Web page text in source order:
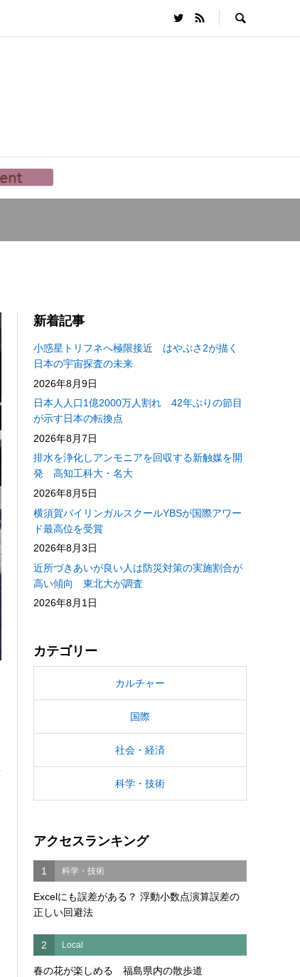
新着記事
小惑星トリフネへ極限接近 はやぶさ2が描く
日本の宇宙探査の未来
2026年8月9日
日本人人口1億2000万人割れ 42年ぶりの節目
が示す日本の転換点
2026年8月7日
排水を浄化しアンモニアを回収する新触媒を開
発 高知工科大・名大
2026年8月5日
横須賀バイリンガルスクールYBSが国際アワー
ド最高位を受賞
2026年8月3日
近所づきあいが良い人は防災対策の実施割合が
高い傾向 東北大が調査
2026年8月1日
カテゴリー
カルチャー
国際
社会・経済
科学・技術
アクセスランキング
1 科学・技術
Excelにも誤差がある？ 浮動小数点演算誤差の
正しい回避法
2 Local
春の花が楽しめる 福島県内の散歩道